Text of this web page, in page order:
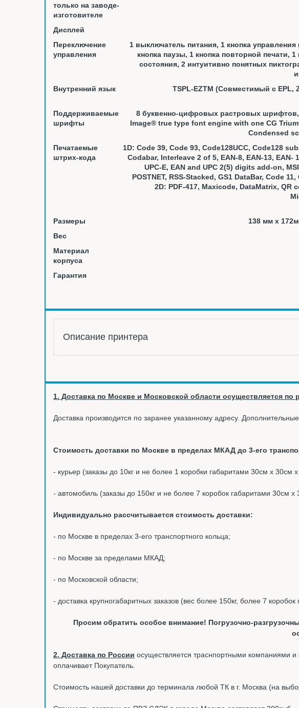
только на заводе-
изготовителе
Дисплей
Переключение
управления
1 выключатель питания, 1 кнопка управления
кнопка паузы, 1 кнопка повторной печати, 1
состояния, 2 интуитивно понятных
Внутренний язык
TSPL-EZTM (Совместимый с EPL,
Поддерживаемые
шрифты
8 буквенно-цифровых растровых
Image® true type font engine with one CG
Condensed
Печатаемые
штрих-кода
1D: Code 39, Code 93, Code128UCC, Code128
Codabar, Interleave 2 of 5, EAN-8, EAN-13, EAN-
UPC-E, EAN and UPC 2(5) digits add-on,
POSTNET, RSS-Stacked, GS1 DataBar, Code
2D: PDF-417, Maxicode, DataMatrix, QR
Размеры
138 мм x
Вес
Материал
корпуса
Гарантия
Описание принтера
1. Доставка по Москве и Московской области осуществляется по
Доставка производится по заранее указанному адресу.
Стоимость доставки по Москве в пределах МКАД до 3-его
- курьер (заказы до 10кг и не более 1 коробки габаритами 30см х 30см
- автомобиль (заказы до 150кг и не более 7 коробок габаритами 30см х
Индивидуально рассчитывается стоимость доставки:
- по Москве в пределах 3-его транспортного кольца;
- по Москве за пределами МКАД;
- по Московской области;
- доставка крупногабаритных заказов (вес более 150кг, более 7
Просим обратить особое внимание! Погрузочно-
2. Доставка по России осуществляется траснпортными компаниями
оплачивает Покупатель.
Стоимость нашей доставки до терминала любой ТК в г. Москва (на